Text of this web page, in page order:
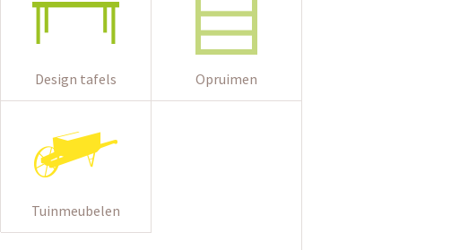
Design tafels Opruimen
Tuinmeubelen